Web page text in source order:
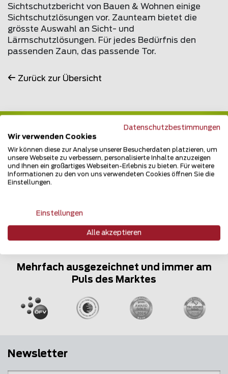
Sichtschutzbericht von Bauen & Wohnen einige
Sichtschutzlösungen vor. Zaunteam bietet die
grösste Auswahl an Sicht- und
Lärmschutzlösungen. Für jedes Bedürfnis den
passenden Zaun, das passende Tor.
Zurück zur Übersicht
Teilen Sie den Beitrag
Erzählen Sie davon...
Mehrfach ausgezeichnet und immer am
Puls des Marktes
Newsletter
Datenschutzbestimmungen
Wir verwenden Cookies
Wir können diese zur Analyse unserer Besucherdaten platzieren, um
unsere Webseite zu verbessern, personalisierte Inhalte anzuzeigen
und Ihnen ein großartiges Webseiten-Erlebnis zu bieten. Für weitere
Informationen zu den von uns verwendeten Cookies öffnen Sie die
Einstellungen.
Einstellungen
Alle akzeptieren